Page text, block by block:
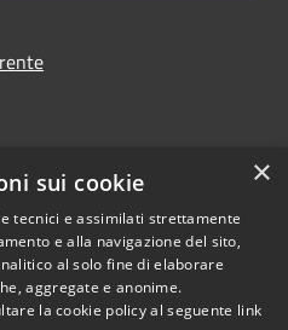
Copyright © 2026 • Comune di
×
sui cookie
tecnici e assimilati strettamente
e alla navigazione del sito,
al solo fine di elaborare
aggregate e anonime.
la cookie policy al seguente link